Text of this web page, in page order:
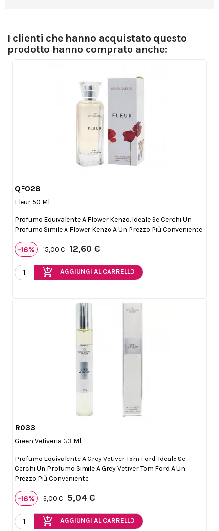
I clienti che hanno acquistato questo
prodotto hanno comprato anche:
QF028
Fleur 50 Ml
Profumo Equivalente A Flower Kenzo. Ideale Se Cerchi Un
Profumo Simile A Flower Kenzo A Un Prezzo Più Conveniente.
-16% 15,00 € 12,60 €
add_shopping_cart AGGIUNGI AL CARRELLO
R033
Green Vetiveria 33 Ml
Profumo Equivalente A Grey Vetiver Tom Ford. Ideale Se
Cerchi Un Profumo Simile A Grey Vetiver Tom Ford A Un
Prezzo Più Conveniente.
-16% 6,00 € 5,04 €
add_shopping_cart AGGIUNGI AL CARRELLO